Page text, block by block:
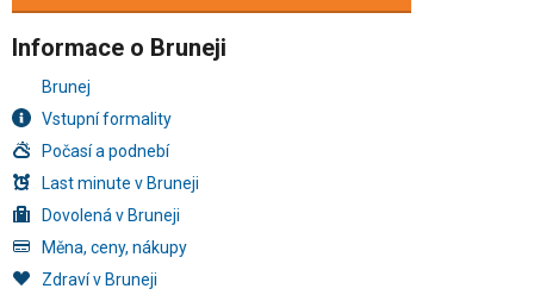
Informace o Bruneji
Brunej
Vstupní formality
Počasí a podnebí
Last minute v Bruneji
Dovolená v Bruneji
Měna, ceny, nákupy
Zdraví v Bruneji